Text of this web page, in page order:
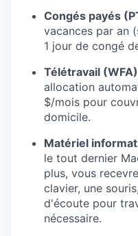
Congés payés
vacances par an
1 jour de congé
Télétravail (WFA)
allocation
$/mois pour
domicile.
Matériel
le tout dernier
plus, vous
clavier, une
d'écoute pour
nécessaire.